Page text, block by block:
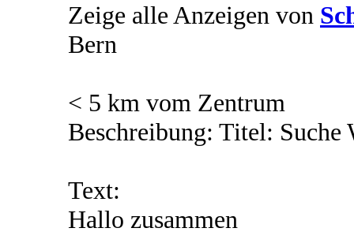
Zeige alle Anzeigen von
Bern
< 5 km vom Zentrum
Beschreibung: Titel:
Text:
Hallo zusammen